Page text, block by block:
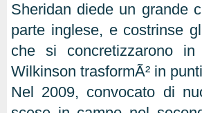
Sheridan diede un grande
parte inglese, e costrinse
che si concretizzarono
Wilkinson trasformÃ² in
Nel 2009, convocato di